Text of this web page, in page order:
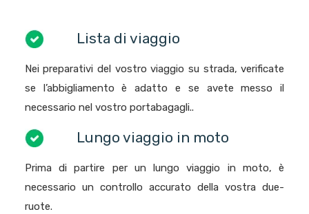
Lista di viaggio
Nei preparativi del vostro viaggio su strada, verificate
se l’abbigliamento è adatto e se avete messo il
necessario nel vostro portabagagli..
Lungo viaggio in moto
Prima di partire per un lungo viaggio in moto, è
necessario un controllo accurato della vostra due-
ruote.